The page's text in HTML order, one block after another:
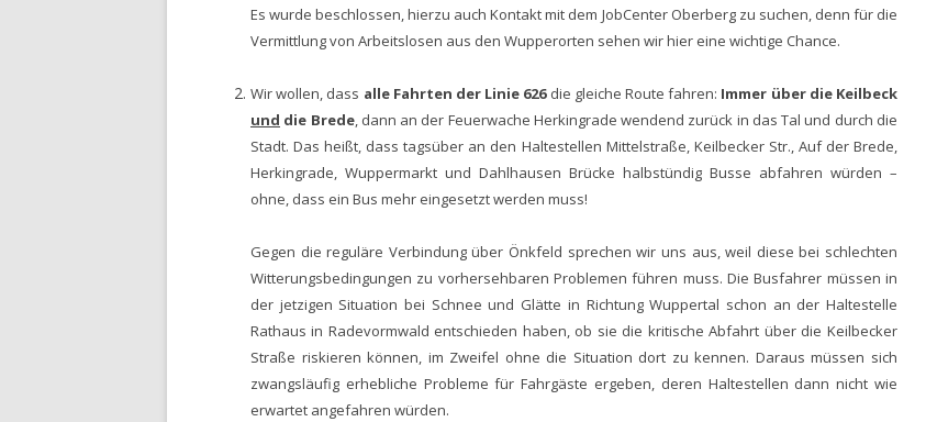
Es wurde beschlossen, hierzu auch Kontakt mit dem JobCenter Oberberg zu suchen, denn für die
Vermittlung von Arbeitslosen aus den Wupperorten sehen wir hier eine wichtige Chance.
Wir wollen, dass alle Fahrten der Linie 626die gleiche Route fahren: Immer über die Keilbeck
und die Brede, dann an der Feuerwache Herkingrade wendend zurück in das Tal und durch die
Stadt. Das heißt, dass tagsüber an den Haltestellen Mittelstraße, Keilbecker Str., Auf der Brede,
Herkingrade, Wuppermarkt und Dahlhausen Brücke halbstündig Busse abfahren würden –
ohne, dass ein Bus mehr eingesetzt werden muss!
Gegen die reguläre Verbindung über Önkfeld sprechen wir uns aus, weil diese bei schlechten
Witterungsbedingungen zu vorhersehbaren Problemen führen muss. Die Busfahrer müssen in
der jetzigen Situation bei Schnee und Glätte in Richtung Wuppertal schon an der Haltestelle
Rathaus in Radevormwald entschieden haben, ob sie die kritische Abfahrt über die Keilbecker
Straße riskieren können, im Zweifel ohne die Situation dort zu kennen. Daraus müssen sich
zwangsläufig erhebliche Probleme für Fahrgäste ergeben, deren Haltestellen dann nicht wie
erwartet angefahren würden.